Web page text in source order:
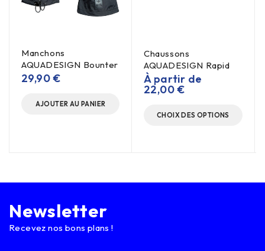
Manchons
AQUADESIGN Bounter
29,90€
AJOUTER AU PANIER
Chaussons
AQUADESIGN Rapid
À partir de
22,00€
CHOIX DES OPTIONS
Newsletter
Recevez nos bons plans !